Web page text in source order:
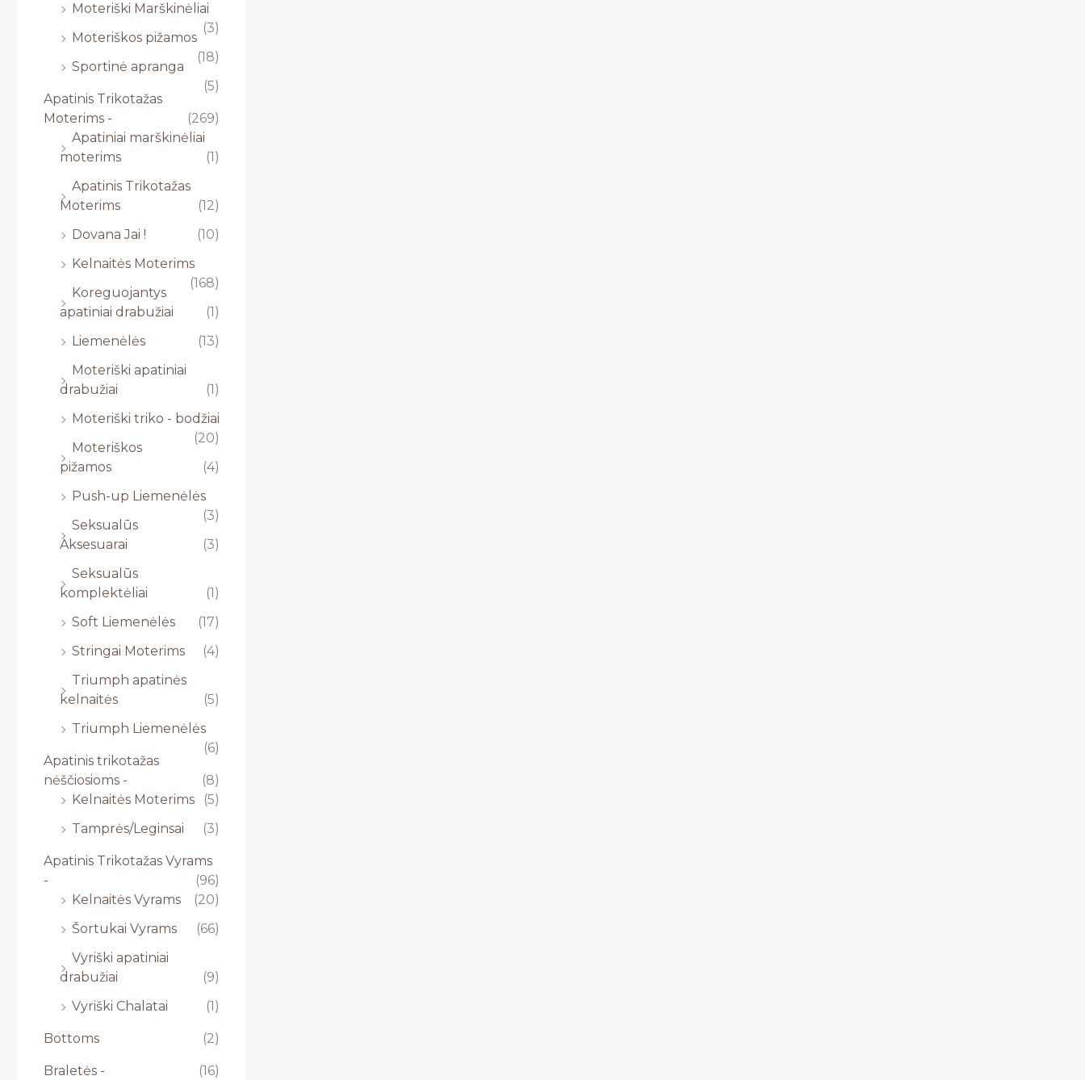
Moteriški Marškinėliai
(3)
Moteriškos pižamos
(18)
Sportinė apranga
(5)
Apatinis Trikotažas
Moterims -
(269)
Apatiniai marškinėliai
moterims
(1)
Apatinis Trikotažas
Moterims
(12)
Dovana Jai !
(10)
Kelnaitės Moterims
(168)
Koreguojantys
apatiniai drabužiai
(1)
Liemenėlės
(13)
Moteriški apatiniai
drabužiai
(1)
Moteriški triko - bodžiai
(20)
Moteriškos
pižamos
(4)
Push-up Liemenėlės
(3)
Seksualūs
Aksesuarai
(3)
Seksualūs
komplektėliai
(1)
Soft Liemenėlės
(17)
Stringai Moterims
(4)
Triumph apatinės
kelnaitės
(5)
Triumph Liemenėlės
(6)
Apatinis trikotažas
nėščiosioms -
(8)
Kelnaitės Moterims
(5)
Tamprės/Leginsai
(3)
Apatinis Trikotažas Vyrams
-
(96)
Kelnaitės Vyrams
(20)
Šortukai Vyrams
(66)
Vyriški apatiniai
drabužiai
(9)
Vyriški Chalatai
(1)
Bottoms (2)
Braletės -
(16)